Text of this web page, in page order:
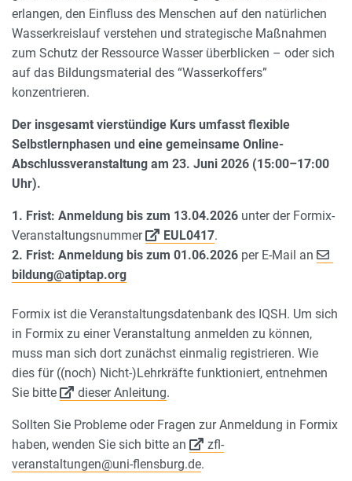
erlangen, den Einfluss des Menschen auf den natürlichen
Wasserkreislauf verstehen und strategische Maßnahmen
zum Schutz der Ressource Wasser überblicken – oder sich
auf das Bildungsmaterial des “Wasserkoffers”
konzentrieren.
Der insgesamt vierstündige Kurs umfasst flexible
Selbstlernphasen und eine gemeinsame Online-
Abschlussveranstaltung am 23. Juni 2026 (15:00–17:00
Uhr).
1. Frist: Anmeldung bis zum 13.04.2026 unter der Formix-
Veranstaltungsnummer
EUL0417.
2. Frist: Anmeldung bis zum 01.06.2026 per E-Mail an
bildung@atiptap.org
Formix ist die Veranstaltungsdatenbank des IQSH. Um sich
in Formix zu einer Veranstaltung anmelden zu können,
muss man sich dort zunächst einmalig registrieren. Wie
dies für ((noch) Nicht-)Lehrkräfte funktioniert, entnehmen
Sie bitte
dieser Anleitung.
Sollten Sie Probleme oder Fragen zur Anmeldung in Formix
haben, wenden Sie sich bitte an
zfl-
veranstaltungen@uni-flensburg.de.